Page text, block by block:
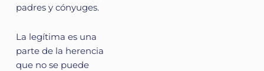
padres y cónyuges.
La legítima es una
parte de la herencia
que no se puede